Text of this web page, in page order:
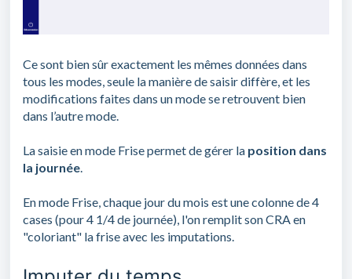
Ce sont bien sûr exactement les mêmes données dans
tous les modes, seule la manière de saisir diffère, et les
modifications faites dans un mode se retrouvent bien
dans l’autre mode.
La saisie en mode Frise permet de gérer la position dans
la journée
En mode Frise, chaque jour du mois est une colonne de 4
cases (pour 4 1/4 de journée), l'on remplit son CRA en
"coloriant" la frise avec les imputations.